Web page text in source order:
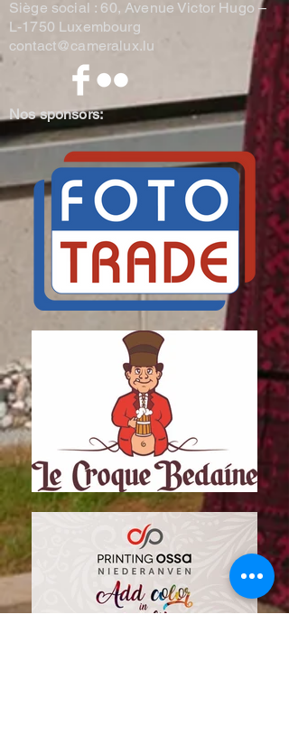
Siège social : 60, Avenue Victor Hugo –
L-1750 Luxembourg
contact@cameralux.lu
Nos sponsors: